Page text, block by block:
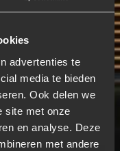
advertenties te
media te bieden
Ook delen we
site met onze
en analyse. Deze
met andere